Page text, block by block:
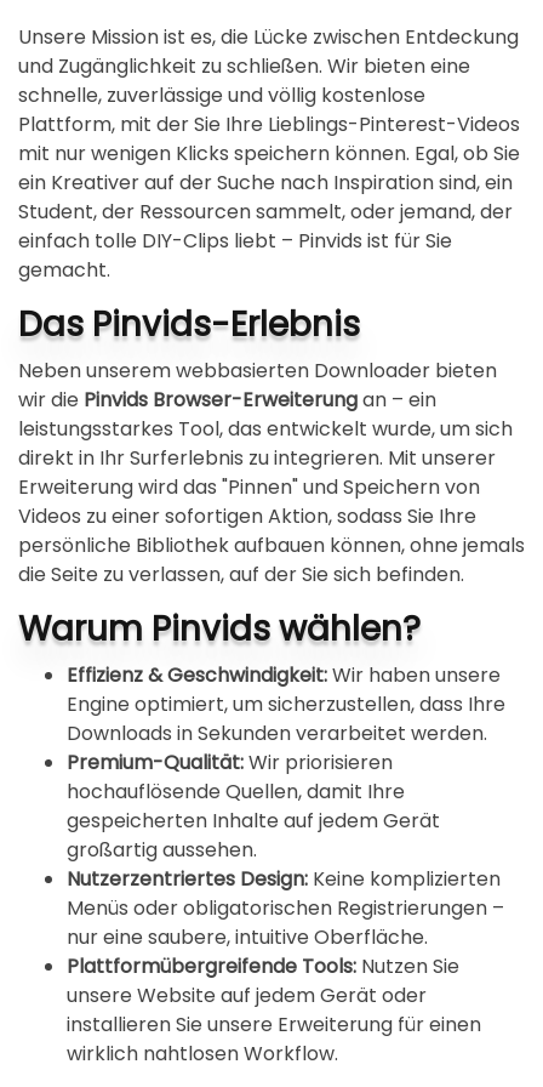
Unsere Mission ist es, die Lücke zwischen Entdeckung
und Zugänglichkeit zu schließen. Wir bieten eine
schnelle, zuverlässige und völlig kostenlose
Plattform, mit der Sie Ihre Lieblings-Pinterest-Videos
mit nur wenigen Klicks speichern können. Egal, ob Sie
ein Kreativer auf der Suche nach Inspiration sind, ein
Student, der Ressourcen sammelt, oder jemand, der
einfach tolle DIY-Clips liebt – Pinvids ist für Sie
gemacht.
Das Pinvids-Erlebnis
Neben unserem webbasierten Downloader bieten
wir die Pinvids Browser-Erweiterungan – ein
leistungsstarkes Tool, das entwickelt wurde, um sich
direkt in Ihr Surferlebnis zu integrieren. Mit unserer
Erweiterung wird das "Pinnen" und Speichern von
Videos zu einer sofortigen Aktion, sodass Sie Ihre
persönliche Bibliothek aufbauen können, ohne jemals
die Seite zu verlassen, auf der Sie sich befinden.
Warum Pinvids wählen?
Effizienz & Geschwindigkeit:Wir haben unsere
Engine optimiert, um sicherzustellen, dass Ihre
Downloads in Sekunden verarbeitet werden.
Premium-Qualität:Wir priorisieren
hochauflösende Quellen, damit Ihre
gespeicherten Inhalte auf jedem Gerät
großartig aussehen.
Nutzerzentriertes Design: Keine komplizierten
Menüs oder obligatorischen Registrierungen –
nur eine saubere, intuitive Oberfläche.
Plattformübergreifende Tools: Nutzen Sie
unsere Website auf jedem Gerät oder
installieren Sie unsere Erweiterung für einen
wirklich nahtlosen Workflow.